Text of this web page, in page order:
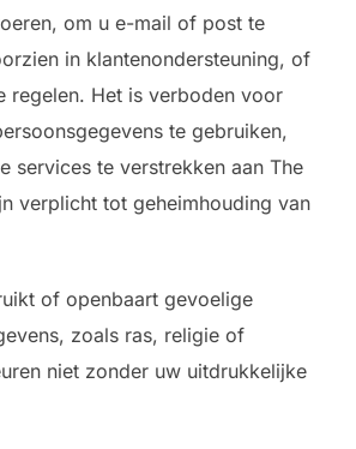
om u e-mail of post te
in klantenondersteuning, of
regelen. Het is verboden voor
te gebruiken,
services te verstrekken aan The
verplicht tot geheimhouding van
of openbaart gevoelige
zoals ras, religie of
niet zonder uw uitdrukkelijke